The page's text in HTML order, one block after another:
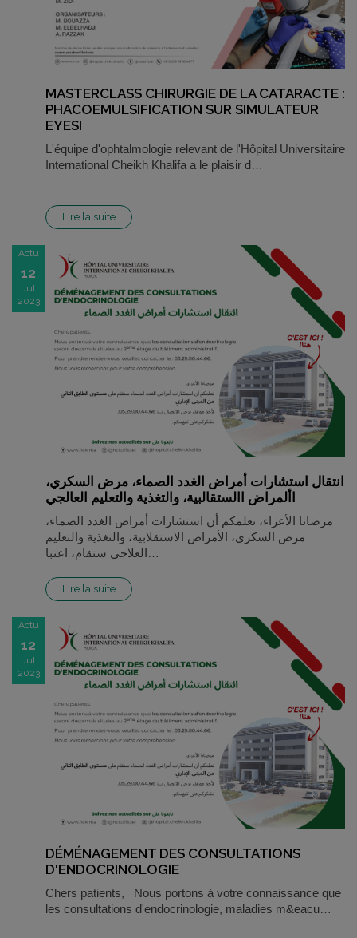
MASTERCLASS CHIRURGIE DE LA CATARACTE :
PHACOEMULSIFICATION SUR SIMULATEUR
EYESI
L'équipe d'ophtalmologie relevant de l'Hôpital Universitaire
International Cheikh Khalifa a le plaisir d…
Lire la suite
Actu
12
Jul
2023
انتقال استشارات أمراض الغدد الصماء، مرض السكري،
األمراض االستقالبية، والتغذية والتعليم العالجي
مرضانا الأعزاء، نعلمكم أن استشارات أمراض الغدد الصماء،
مرض السكري، الأمراض الاستقلابية، والتغذية والتعليم
العلاجي ستقام، اعتبا…
Lire la suite
Actu
12
Jul
2023
DÉMÉNAGEMENT DES CONSULTATIONS
D'ENDOCRINOLOGIE
Chers patients, Nous portons à votre connaissance que
les consultations d'endocrinologie, maladies m&eacu…